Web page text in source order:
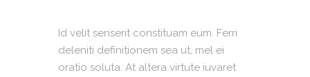
Id velit senserit constituam eum. Ferri
deleniti definitionem sea ut, mel ei
oratio soluta. At altera virtute iuvaret